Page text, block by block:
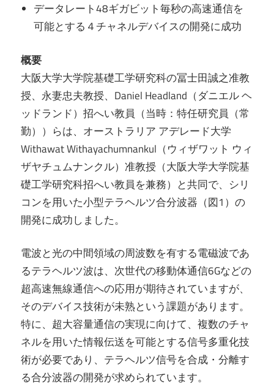
データレート48ギガビット毎秒の高速通信を
可能とする４チャネルデバイスの開発に成功
概要
大阪大学大学院基礎工学研究科の冨士田誠之准教
授、永妻忠夫教授、Daniel Headland（ダニエル ヘ
ッドランド）招へい教員（当時：特任研究員（常
勤））らは、オーストラリア アデレード大学
Withawat Withayachumnankul（ウィザワット ウィ
ザヤチュムナンクル）准教授（大阪大学大学院基
礎工学研究科招へい教員を兼務）と共同で、シリ
コンを用いた小型テラヘルツ合分波器（図1）の
開発に成功しました。
電波と光の中間領域の周波数を有する電磁波であ
るテラヘルツ波は、次世代の移動体通信6Gなどの
超高速無線通信への応用が期待されていますが、
そのデバイス技術が未熟という課題があります。
特に、超大容量通信の実現に向けて、複数のチャ
ネルを用いた情報伝送を可能とする信号多重化技
術が必要であり、テラヘルツ信号を合成・分離す
る合分波器の開発が求められています。